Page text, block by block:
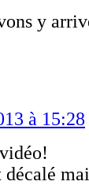
y
à 15:28
décalé